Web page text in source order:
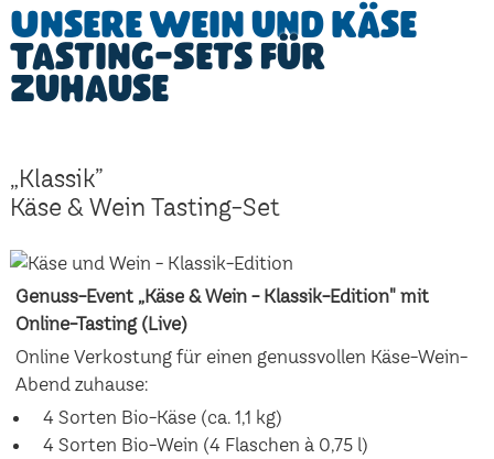
Unsere Wein und Käse
Tasting-Sets für
Zuhause
„Klassik”
Käse & Wein Tasting-Set
Genuss-Event „Käse & Wein - Klassik-Edition" mit
Online-Tasting (Live)
Online Verkostung für einen genussvollen Käse-Wein-
Abend zuhause:
4 Sorten Bio-Käse (ca. 1,1 kg)
4 Sorten Bio-Wein (4 Flaschen à 0,75 l)